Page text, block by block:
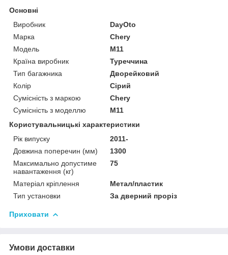
Основні
Виробник
DayOto
Марка
Chery
Модель
M11
Країна виробник
Туреччина
Тип багажника
Дворейковий
Колір
Сірий
Сумісність з маркою
Chery
Сумісність з моделлю
M11
Користувальницькі характеристики
Рік випуску
2011-
Довжина поперечин (мм)
1300
Максимально допустиме
навантаження (кг)
75
Матеріал кріплення
Метал/пластик
Тип установки
За дверний проріз
Приховати
Умови доставки